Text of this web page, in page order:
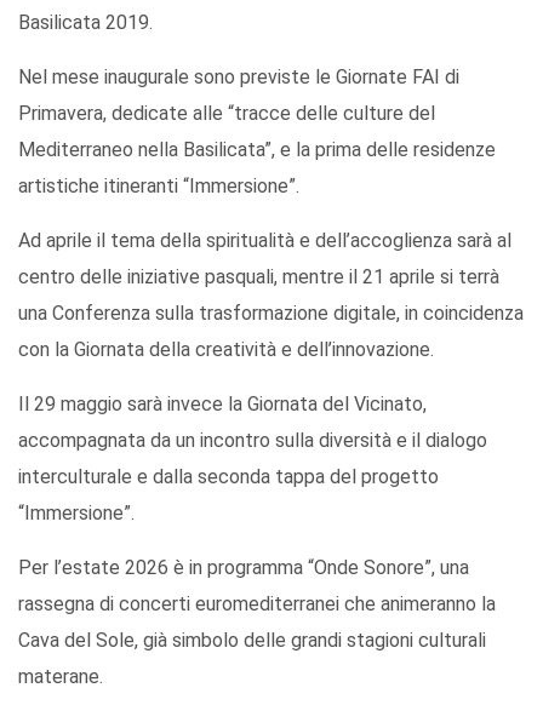
Basilicata 2019.
Nel mese inaugurale sono previste le Giornate FAI di
Primavera, dedicate alle “tracce delle culture del
Mediterraneo nella Basilicata”, e la prima delle residenze
artistiche itineranti “Immersione”.
Ad aprile il tema della spiritualità e dell’accoglienza sarà al
centro delle iniziative pasquali, mentre il 21 aprile si terrà
una Conferenza sulla trasformazione digitale, in coincidenza
con la Giornata della creatività e dell’innovazione.
Il 29 maggio sarà invece la Giornata del Vicinato,
accompagnata da un incontro sulla diversità e il dialogo
interculturale e dalla seconda tappa del progetto
“Immersione”.
Per l’estate 2026 è in programma “Onde Sonore”, una
rassegna di concerti euromediterranei che animeranno la
Cava del Sole, già simbolo delle grandi stagioni culturali
materane.